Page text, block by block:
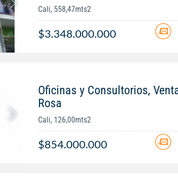
Cali, 558,47mts2
$3.348.000.000
Oficinas y Consultorios,
Rosa
Cali, 126,00mts2
$854.000.000